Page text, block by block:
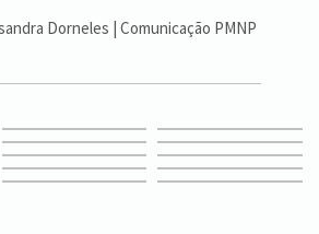
Dorneles | Comunicação PMNP